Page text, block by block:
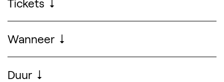
Tickets
Reserveer online
Wanneer
Doorlopend
Duur